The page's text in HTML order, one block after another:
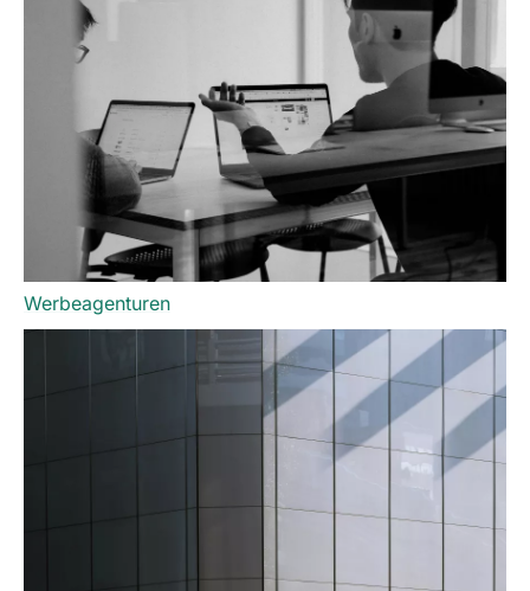
Werbeagenturen